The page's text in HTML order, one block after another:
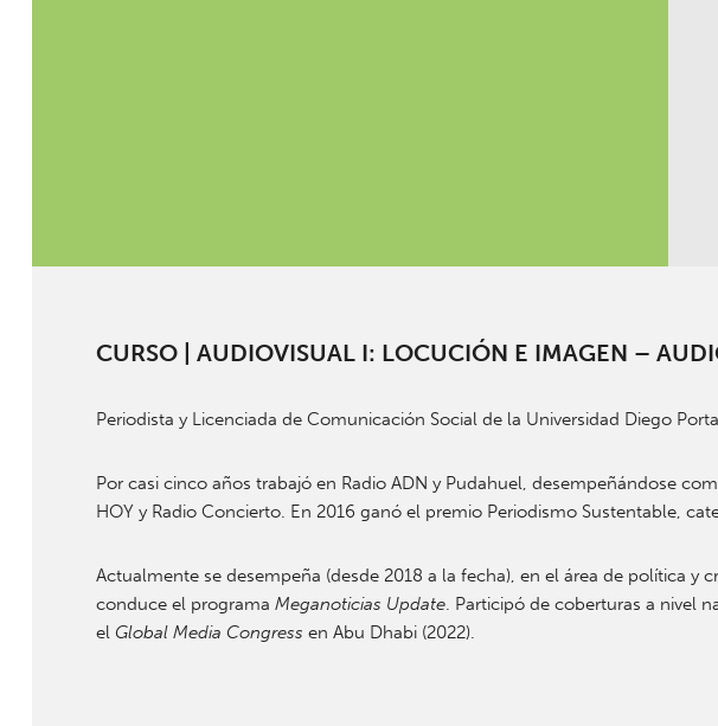
CURSO | AUDIOVISUAL I: LOCUCIÓN E IMAGEN –
Periodista y Licenciada de Comunicación Social de la Universidad Diego
Por casi cinco años trabajó en Radio ADN y Pudahuel, desempeñándose
HOY y Radio Concierto. En 2016 ganó el premio Periodismo Sustentable,
Actualmente se desempeña (desde 2018 a la fecha), en el área de política y
conduce el programa Meganoticias Update. Participó de coberturas a nivel
el Global Media Congress en Abu Dhabi (2022).